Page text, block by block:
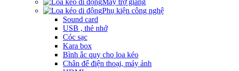
Phụ kiện công nghệ
Sound card
USB , thẻ nhớ
Cóc sạc
Kara box
Bình ắc quy cho loa kéo
Chân để điện thoại, máy ảnh